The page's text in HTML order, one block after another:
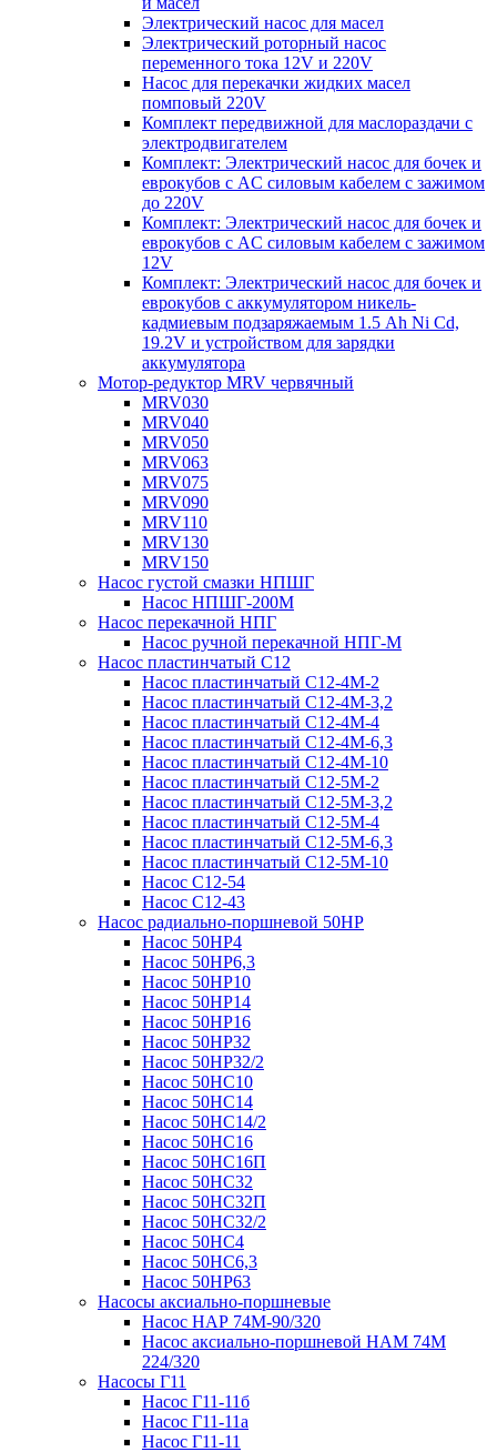
Электрический насос для масел
Электрический роторный насос
переменного тока 12V и 220V
Насос для перекачки жидких масел
помповый 220V
Комплект передвижной для маслораздачи с
электродвигателем
Комплект: Электрический насос для бочек и
еврокубов с AC силовым кабелем с зажимом
до 220V
Комплект: Электрический насос для бочек и
еврокубов с AC силовым кабелем с зажимом
12V
Комплект: Электрический насос для бочек и
еврокубов с аккумулятором никель-
кадмиевым подзаряжаемым 1.5 Ah Ni Cd,
19.2V и устройством для зарядки
аккумулятора
Мотор-редуктор MRV червячный
MRV030
MRV040
MRV050
MRV063
MRV075
MRV090
MRV110
MRV130
MRV150
Насос густой смазки НПШГ
Насос НПШГ-200М
Насос перекачной НПГ
Насос ручной перекачной НПГ-М
Насос пластинчатый С12
Насос пластинчатый С12-4М-2
Насос пластинчатый С12-4М-3,2
Насос пластинчатый С12-4М-4
Насос пластинчатый С12-4М-6,3
Насос пластинчатый С12-4М-10
Насос пластинчатый С12-5М-2
Насос пластинчатый С12-5М-3,2
Насос пластинчатый С12-5М-4
Насос пластинчатый С12-5М-6,3
Насос пластинчатый С12-5М-10
Насос С12-54
Насос С12-43
Насос радиально-поршневой 50НР
Насос 50НР4
Насос 50НР6,3
Насос 50НР10
Насос 50НР14
Насос 50НР16
Насос 50НР32
Насос 50НР32/2
Насос 50НС10
Насос 50НС14
Насос 50НС14/2
Насос 50НС16
Насос 50НС16П
Насос 50НС32
Насос 50НС32П
Насос 50НС32/2
Насос 50НС4
Насос 50НС6,3
Насос 50НР63
Насосы аксиально-поршневые
Насос НАР 74M-90/320
Насос аксиально-поршневой НАМ 74М
224/320
Насосы Г11
Насос Г11-11б
Насос Г11-11а
Насос Г11-11